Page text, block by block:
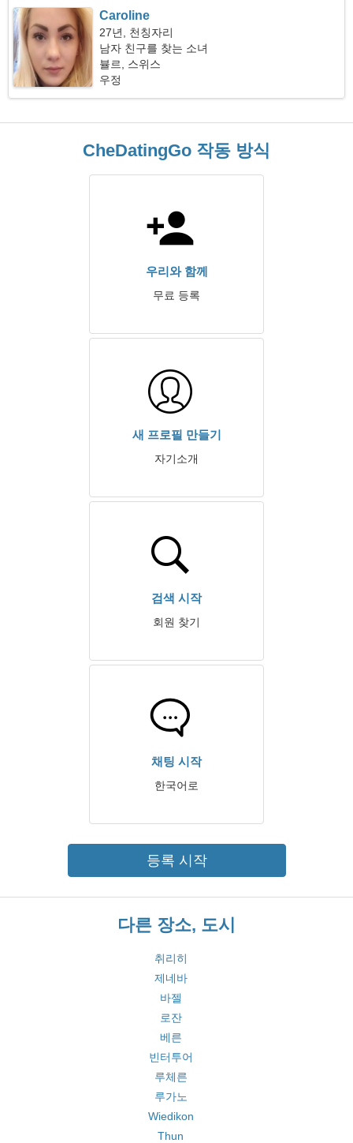
Caroline
27년, 천칭자리
남자 친구를 찾는 소녀
뷸르, 스위스
우정
CheDatingGo 작동 방식
우리와 함께
무료 등록
새 프로필 만들기
자기소개
검색 시작
회원 찾기
채팅 시작
한국어로
등록 시작
다른 장소, 도시
취리히
제네바
바젤
로잔
베른
빈터투어
루체른
루가노
Wiedikon
Thun